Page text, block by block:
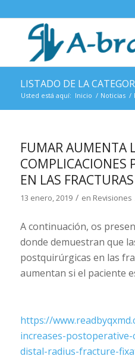
LISTADO DE LA
Usted está aquí: Inicio / Noticias /
FUMAR AUMENTA
COMPLICACIONES
EN LAS
13 enero, 2019 / en Revisiones
A continuación, os
donde demuestran que
postquirúrgicas en las
aumentan si el paciente
https://
increases-
distal-radius-fracture-